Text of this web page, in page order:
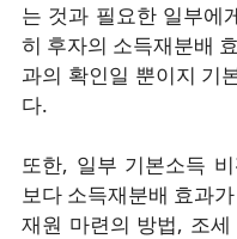
는 것과 필요한 일부에
히 후자의 소득재분배
과의 확인일 뿐이지 기
다.
또한, 일부 기본소득
보다 소득재분배 효과
재원 마련의 방법, 조